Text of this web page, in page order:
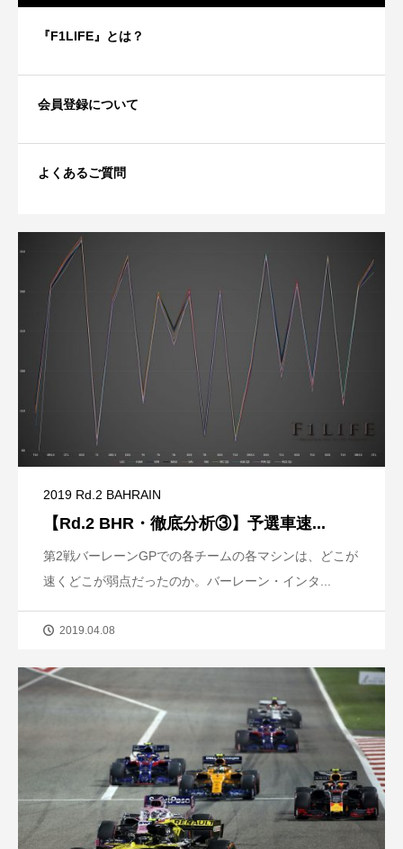
『F1LIFE』とは？
会員登録について
よくあるご質問
2019 Rd.2 BAHRAIN
【Rd.2 BHR・徹底分析③】予選車速...
第2戦バーレーンGPでの各チームの各マシンは、どこが
速くどこが弱点だったのか。バーレーン・インタ...
2019.04.08